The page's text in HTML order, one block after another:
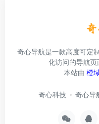
奇心导航是一款高度可定
化访问的导航页
本站由 橙
奇心科技 奇心导